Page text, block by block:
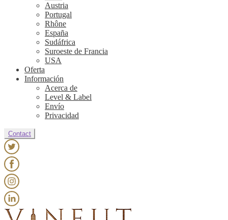
Austria
Portugal
Rhône
España
Sudáfrica
Suroeste de Francia
USA
Oferta
Información
Acerca de
Level & Label
Envío
Privacidad
Contact